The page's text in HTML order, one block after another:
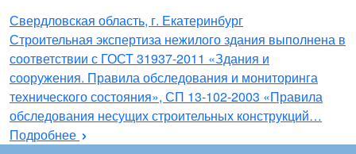
Свердловская область, г. Екатеринбург
Строительная экспертиза нежилого здания выполнена в
соответствии с ГОСТ 31937-2011 «Здания и
сооружения. Правила обследования и мониторинга
технического состояния», СП 13-102-2003 «Правила
обследования несущих строительных конструкций…
Подробнее